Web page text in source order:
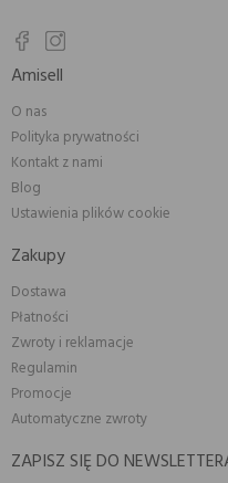
Amisell
O nas
Polityka prywatności
Kontakt z nami
Blog
Ustawienia plików cookie
Zakupy
Dostawa
Płatności
Zwroty i reklamacje
Regulamin
Promocje
Automatyczne zwroty
ZAPISZ SIĘ DO